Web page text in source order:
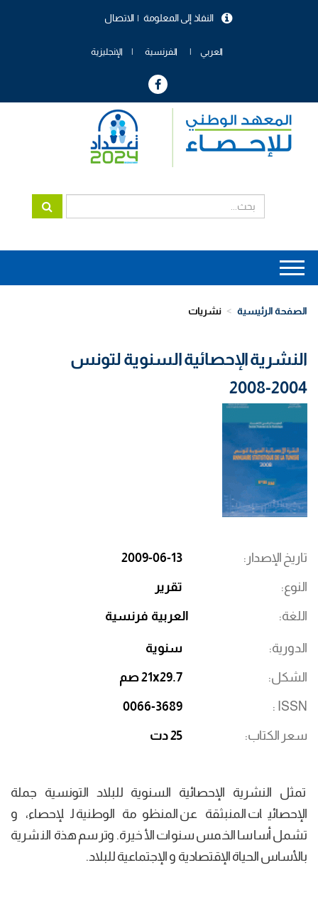
الاتصال النفاذ إلى المعلومة
العربي الفرنسية الإنجليزية
Main
navigation
الصفحة الرئيسية نشريات
النشرية الإحصائية السنوية لتونس
2004-2008
تاريخ الإصدار 2009-06-13
النوع تقرير
اللغة العربية فرنسية
الدورية سنوية
الشكل 21x29.7 صم
ISSN
0066-3689
سعر الكتاب 25 دت
تمثل النشرية الإحصائية السنوية للبلاد التونسية جملة
الإحصائيات المنبثقة عن المنظومة الوطنية للإحصاء، و
تشمل أساسا الخمس سنوات الأخيرة. وترسم هذة النشرية
بالأساس الحياة الإقتصادية و الإجتماعية للبلاد.